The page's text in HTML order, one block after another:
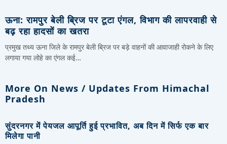
ऊना: रामपुर बेली ब्रिज पर टूटा एंगल, विभाग की लापरवाही से
बढ़ रहा हादसों का खतरा
प्रमुख तथ्य ऊना जिले के रामपुर बेली ब्रिज पर बड़े वाहनों की आवाजाही रोकने के लिए
लगाया गया लोहे का एंगल कई…
More On News / Updates From Himachal
Pradesh
सुंदरनगर में पेयजल आपूर्ति हुई प्रभावित, अब दिन में सिर्फ एक बार
मिलेगा पानी